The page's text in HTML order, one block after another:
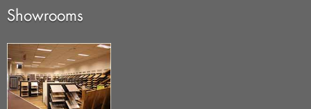
Showrooms